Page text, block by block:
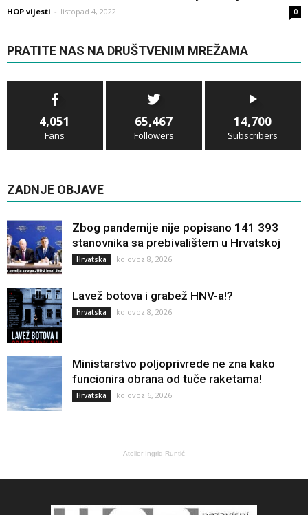
HOP vijesti - listopad 4, 2022 0
PRATITE NAS NA DRUŠTVENIM MREŽAMA
4,051
Fans
65,467
Followers
14,700
Subscribers
ZADNJE OBJAVE
Zbog pandemije nije popisano 141 393
stanovnika sa prebivalištem u Hrvatskoj
Hrvatska kolovoz 8, 2026
Lavež botova i grabež HNV-a!?
Hrvatska kolovoz 8, 2026
Ministarstvo poljoprivrede ne zna kako
funcionira obrana od tuče raketama!
Hrvatska kolovoz 6, 2026
Atelier Ingrid Runtić